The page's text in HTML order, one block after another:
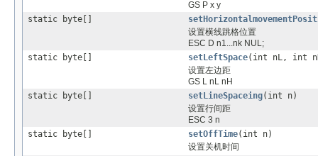
GS P x y
static byte[]
设置横线跳格位置
ESC D n1...nk NUL;
static byte[]
setLeftSpace(int nL, int
设置左边距
GS L nL nH
static byte[]
setLineSpaceing(int n)
设置行间距
ESC 3 n
static byte[]
setOffTime(int n)
设置关机时间